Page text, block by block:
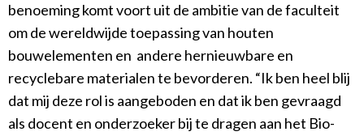
benoeming komt voort uit de ambitie van de faculteit
om de wereldwijde toepassing van houten
bouwelementen en andere hernieuwbare en
recyclebare materialen te bevorderen. “Ik ben heel blij
dat mij deze rol is aangeboden en dat ik ben gevraagd
als docent en onderzoeker bij te dragen aan het Bio-